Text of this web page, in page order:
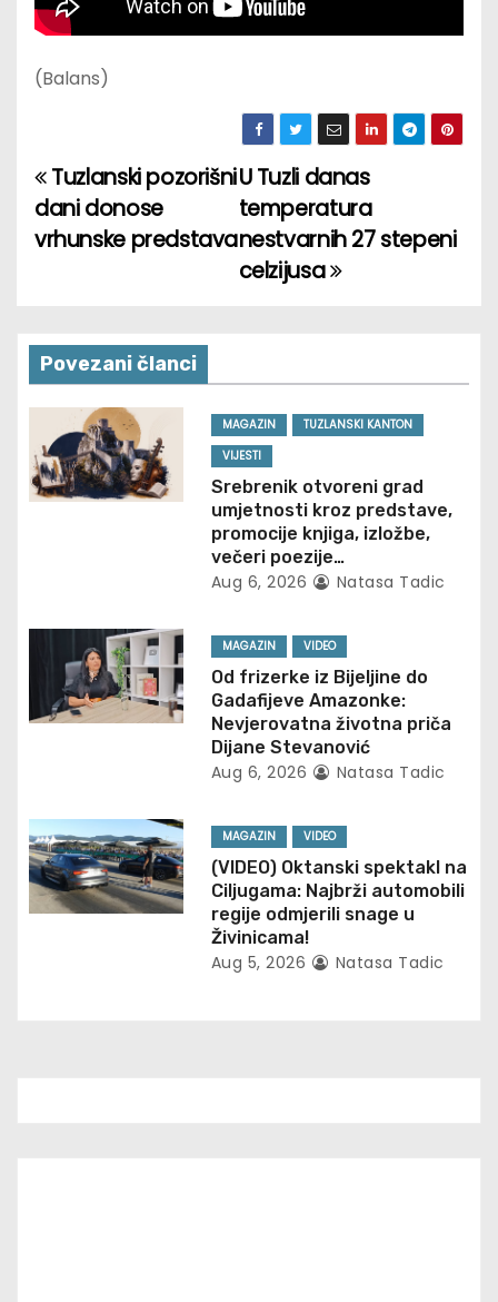
(Balans)
P
o
n
a
v
i
U Tuzli danas
temperatura
nestvarnih 27 stepeni
celzijusa
Tuzlanski pozorišni
dani donose
vrhunske predstava
Povezani članci
MAGAZIN
TUZLANSKI KANTON
VIJESTI
Srebrenik otvoreni grad
umjetnosti kroz predstave,
promocije knjiga, izložbe,
večeri poezije…
Aug 6, 2026 Natasa Tadic
MAGAZIN VIDEO
Od frizerke iz Bijeljine do
Gadafijeve Amazonke:
Nevjerovatna životna priča
Dijane Stevanović
Aug 6, 2026 Natasa Tadic
MAGAZIN VIDEO
(VIDEO) Oktanski spektakl na
Ciljugama: Najbrži automobili
regije odmjerili snage u
Živinicama!
Aug 5, 2026 Natasa Tadic